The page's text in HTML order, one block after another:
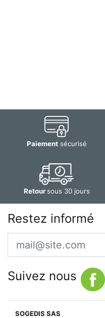
Paiementsécurisé
Retoursous 30 jours
Restez informé
Email
Suivez nous
SOGEDIS SAS